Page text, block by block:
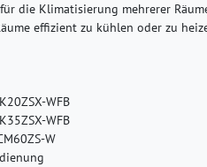
die Klimatisierung mehrerer
effizient zu kühlen oder zu
WFB
WFB
W